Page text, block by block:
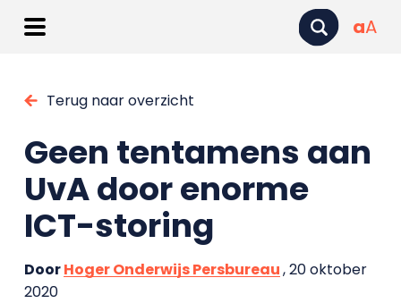
aA
Terug naar overzicht
Geen tentamens aan
UvA door enorme
ICT-storing
DoorHoger Onderwijs Persbureau, 20 oktober
2020